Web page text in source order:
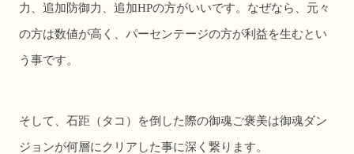
力、追加防御力、追加HPの方がいいです。なぜなら、元々
の方は数値が高く、パーセンテージの方が利益を生むとい
う事です。
そして、石距（タコ）を倒した際の御魂ご褒美は御魂ダン
ジョンが何層にクリアした事に深く繋ります。